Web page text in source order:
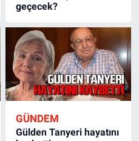
geçecek?
GÜNDEM
Gülden Tanyeri hayatını